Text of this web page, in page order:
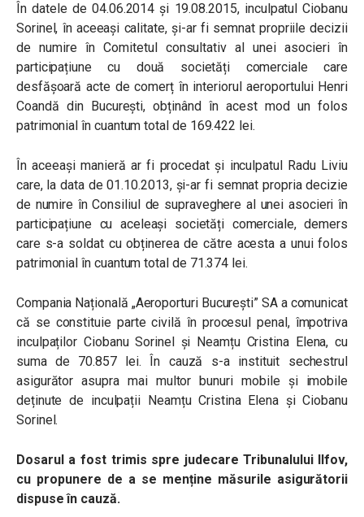
În datele de 04.06.2014 și 19.08.2015, inculpatul Ciobanu
Sorinel, în aceeași calitate, și-ar fi semnat propriile decizii
de numire în Comitetul consultativ al unei asocieri în
participațiune cu două societăți comerciale care
desfășoară acte de comerț în interiorul aeroportului Henri
Coandă din București, obținând în acest mod un folos
patrimonial în cuantum total de 169.422 lei.
În aceeași manieră ar fi procedat și inculpatul Radu Liviu
care, la data de 01.10.2013, și-ar fi semnat propria decizie
de numire în Consiliul de supraveghere al unei asocieri în
participațiune cu aceleași societăți comerciale, demers
care s-a soldat cu obținerea de către acesta a unui folos
patrimonial în cuantum total de 71.374 lei.
Compania Națională „Aeroporturi București” SA a comunicat
că se constituie parte civilă în procesul penal, împotriva
inculpaților Ciobanu Sorinel și Neamțu Cristina Elena, cu
suma de 70.857 lei. În cauză s-a instituit sechestrul
asigurător asupra mai multor bunuri mobile și imobile
deținute de inculpații Neamțu Cristina Elena și Ciobanu
Sorinel.
Dosarul a fost trimis spre judecare Tribunalului Ilfov,
cu propunere de a se menține măsurile asigurătorii
dispuse în cauză.